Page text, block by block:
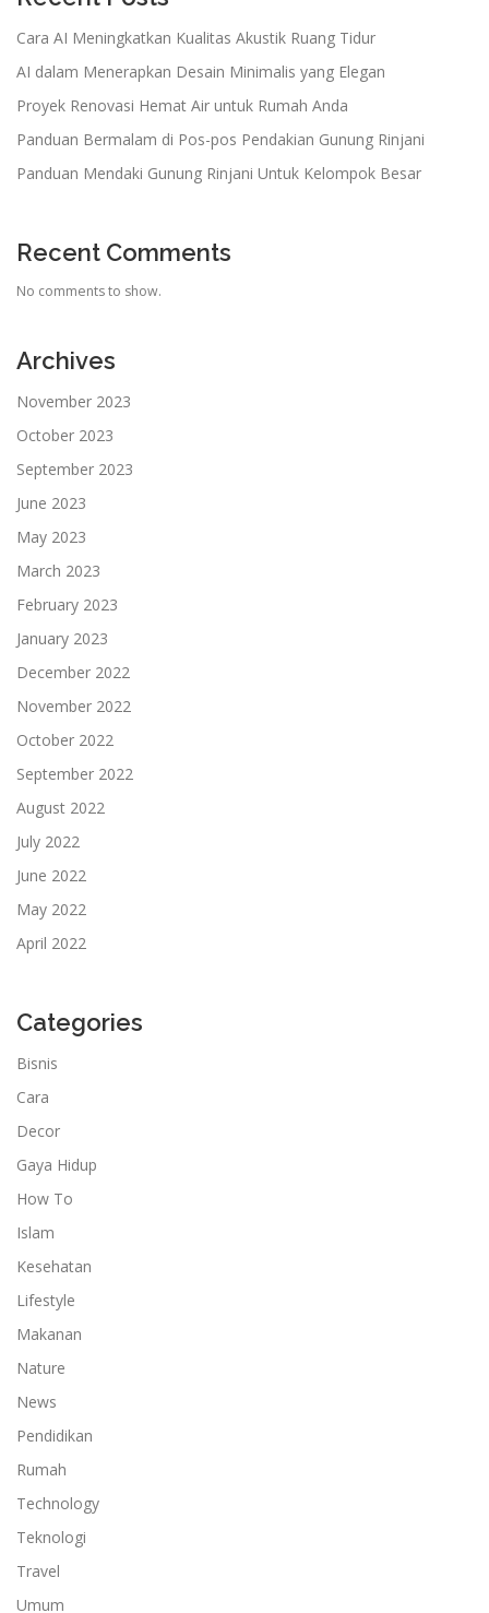
Cara AI Meningkatkan Kualitas Akustik Ruang Tidur
AI dalam Menerapkan Desain Minimalis yang Elegan
Proyek Renovasi Hemat Air untuk Rumah Anda
Panduan Bermalam di Pos-pos Pendakian Gunung Rinjani
Panduan Mendaki Gunung Rinjani Untuk Kelompok Besar
Recent Comments
No comments to show.
Archives
November 2023
October 2023
September 2023
June 2023
May 2023
March 2023
February 2023
January 2023
December 2022
November 2022
October 2022
September 2022
August 2022
July 2022
June 2022
May 2022
April 2022
Categories
Bisnis
Cara
Decor
Gaya Hidup
How To
Islam
Kesehatan
Lifestyle
Makanan
Nature
News
Pendidikan
Rumah
Technology
Teknologi
Travel
Umum